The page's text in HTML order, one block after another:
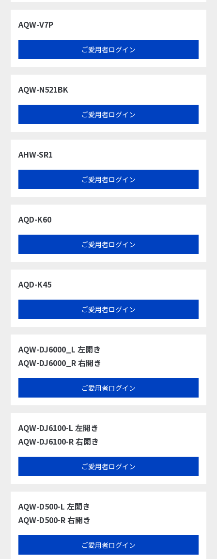
AQW-V7P
ご愛用者ログイン
AQW-N521BK
ご愛用者ログイン
AHW-SR1
ご愛用者ログイン
AQD-K60
ご愛用者ログイン
AQD-K45
ご愛用者ログイン
AQW-DJ6000_L 左開き
AQW-DJ6000_R 右開き
ご愛用者ログイン
AQW-DJ6100-L 左開き
AQW-DJ6100-R 右開き
ご愛用者ログイン
AQW-D500-L 左開き
AQW-D500-R 右開き
ご愛用者ログイン